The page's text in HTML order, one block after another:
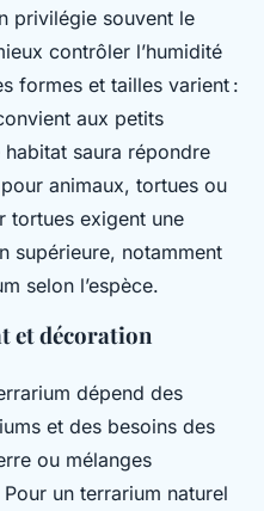
privilégie souvent le
contrôler l’humidité
formes et tailles varient :
aux petits
habitat saura répondre
animaux, tortues ou
tortues exigent une
supérieure, notamment
selon l’espèce.
et décoration
dépend des
et des besoins des
ou mélanges
un terrarium naturel